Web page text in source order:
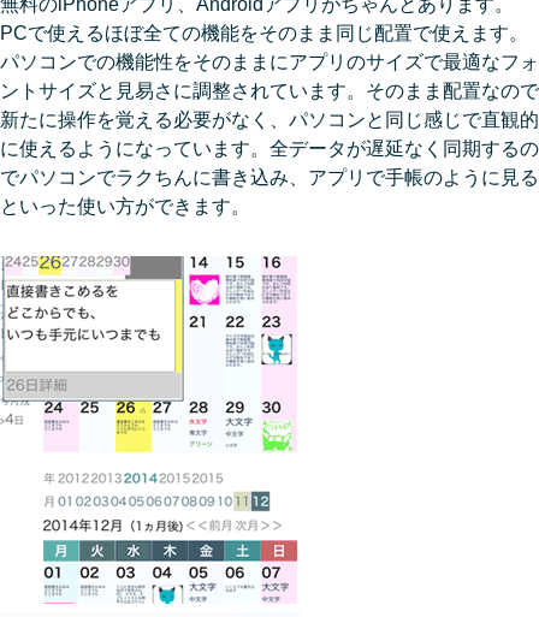
無料のiPhoneアプリ、Androidアプリがちゃんとあります。
PCで使えるほぼ全ての機能をそのまま同じ配置で使えます。
パソコンでの機能性をそのままにアプリのサイズで最適なフォ
ントサイズと見易さに調整されています。そのまま配置なので
新たに操作を覚える必要がなく、パソコンと同じ感じで直観的
に使えるようになっています。全データが遅延なく同期するの
でパソコンでラクちんに書き込み、アプリで手帳のように見る
といった使い方ができます。